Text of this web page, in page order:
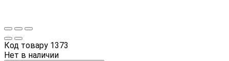
Код товару 1373
Нет в наличии